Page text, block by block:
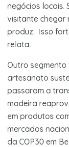
negócios locais.
visitante chegar
produz. Isso
relata.
Outro
artesanato
passaram a
madeira
em produtos
mercados
da COP30 em